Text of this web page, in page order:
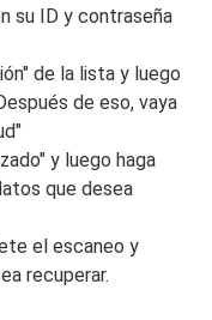
su ID y contraseña
de la lista y luego
de eso, vaya
y luego haga
que desea
el escaneo y
recuperar.